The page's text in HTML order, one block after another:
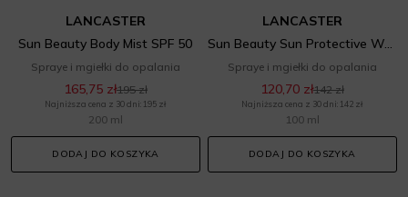
LANCASTER
Sun Beauty Body Mist SPF 50
Spraye i mgiełki do opalania
165,75 zł195 zł
Najniższa cena z 30 dni: 195 zł
200 ml
DODAJ DO KOSZYKA
LANCASTER
Sun Beauty Sun Protective Water SPF 50
Spraye i mgiełki do opalania
120,70 zł142 zł
Najniższa cena z 30 dni: 142 zł
100 ml
DODAJ DO KOSZYKA